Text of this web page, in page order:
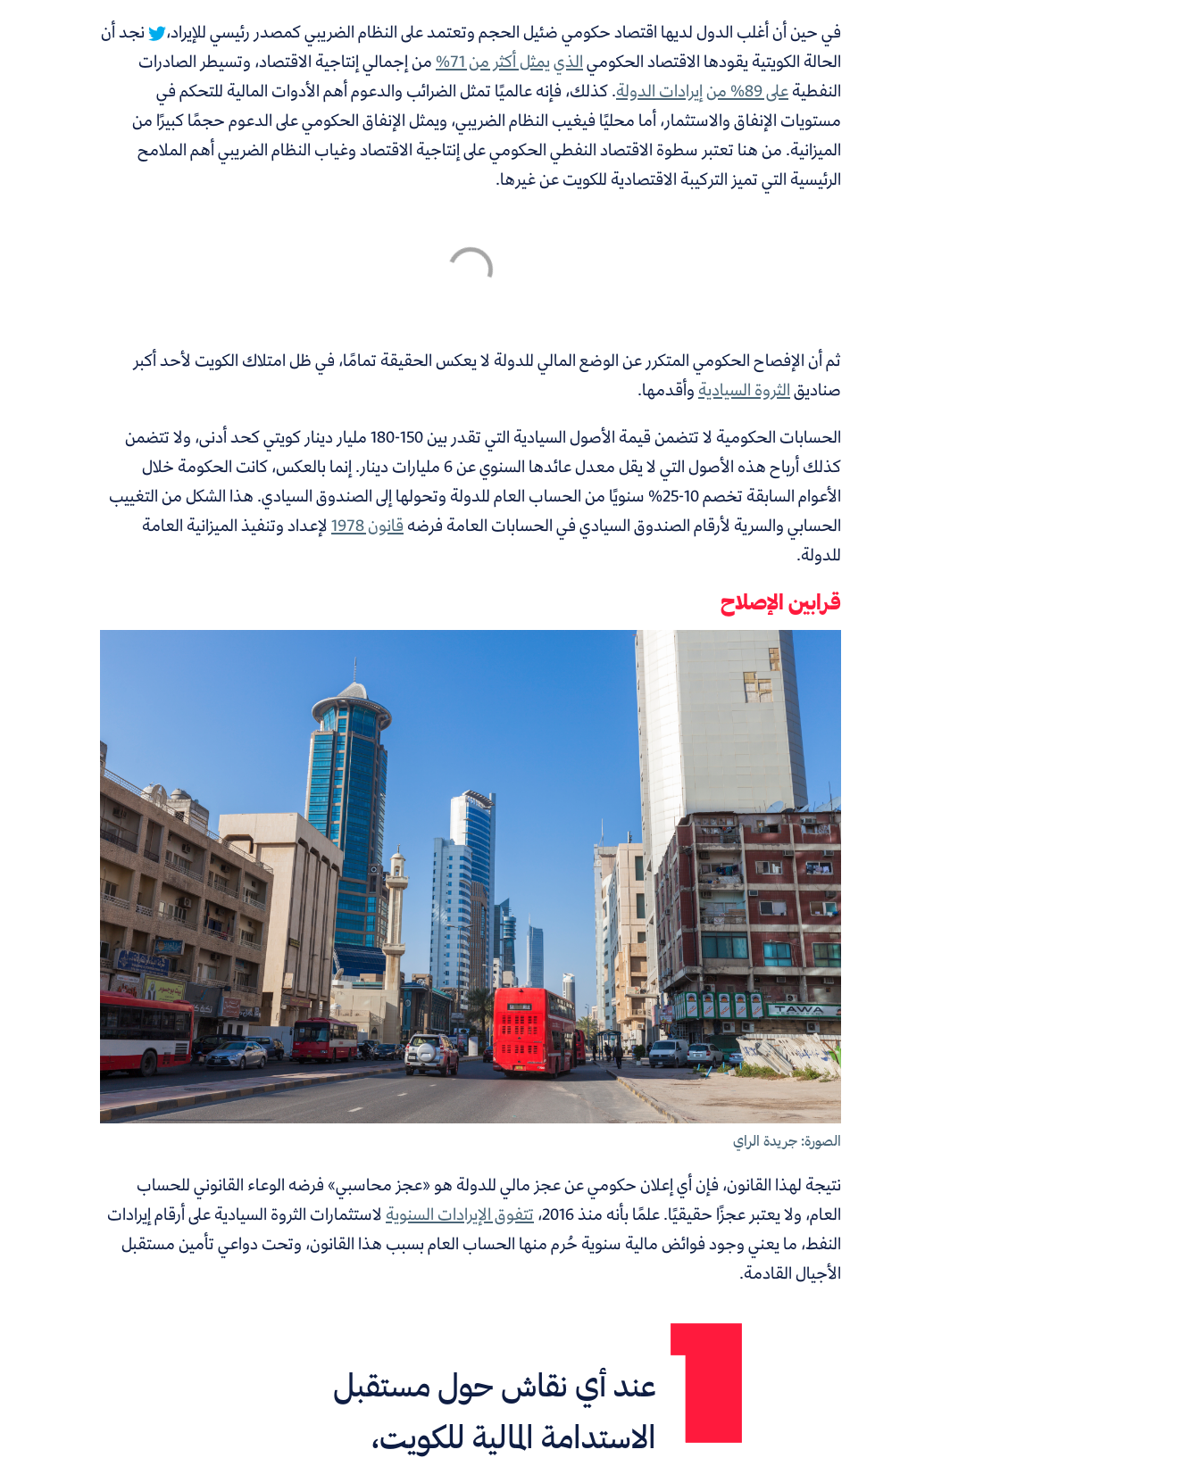
في حين أن أغلب الدول لديها اقتصاد حكومي ضئيل الحجم وتعتمد على النظام الضريبي كمصدر رئيسي للإيراد،
نجد أن
الحالة الكويتية يقودها الاقتصاد الحكوميالذي يمثل أكثر من 71%
من إجمالي إنتاجية الاقتصاد، وتسيطر الصادرات
النفطيةعلى 89% من إيرادات الدولة
. كذلك، فإنه عالميًا تمثل الضرائب والدعوم أهم الأدوات المالية للتحكم في
مستويات الإنفاق والاستثمار، أما محليًا فيغيب النظام الضريبي، ويمثل الإنفاق الحكومي على الدعوم حجمًا كبيرًا من
الميزانية. من هنا تعتبر سطوة الاقتصاد النفطي الحكومي على إنتاجية الاقتصاد وغياب النظام الضريبي أهم الملامح
الرئيسية التي تميز التركيبة الاقتصادية للكويت عن غيرها.
ثم أن الإفصاح الحكومي المتكرر عن الوضع المالي للدولة لا يعكس الحقيقة تمامًا، في ظل امتلاك الكويت لأحد أكبر
صناديقالثروة السياديةوأقدمها.
الحسابات الحكومية لا تتضمن قيمة الأصول السيادية التي تقدر بين 150-180 مليار دينار كويتي كحد أدنى، ولا تتضمن
كذلك أرباح هذه الأصول التي لا يقل معدل عائدها السنوي عن 6 مليارات دينار. إنما بالعكس، كانت الحكومة خلال
الأعوام السابقة تخصم 10-25% سنويًا من الحساب العام للدولة وتحولها إلى الصندوق السيادي. هذا الشكل من التغييب
الحسابي والسرية لأرقام الصندوق السيادي في الحسابات العامة فرضهقانون 1978
لإعداد وتنفيذ الميزانية العامة
للدولة.
قرابين الإصلاح
الصورة: جريدة الراي
نتيجة لهذا القانون، فإن أي إعلان حكومي عن عجز مالي للدولة هو «عجز محاسبي» فرضه الوعاء القانوني للحساب
العام، ولا يعتبر عجزًا حقيقيًا. علمًا بأنه منذ 2016،
تتفوق الإيرادات السنويةلاستثمارات الثروة السيادية على أرقام إيرادات
النفط، ما يعني وجود فوائض مالية سنوية حُرم منها الحساب العام بسبب هذا القانون، وتحت دواعي تأمين مستقبل
الأجيال القادمة.
عند أي نقاش حول مستقبل
الاستدامة المالية للكويت،